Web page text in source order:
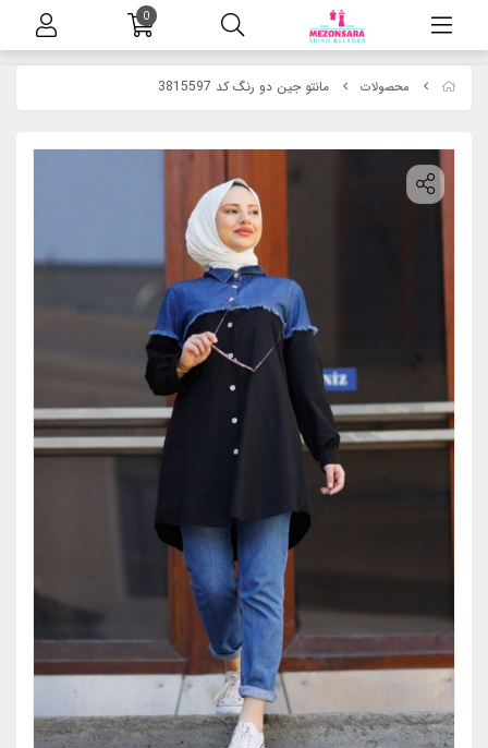
محصولات مانتو جین دو رنگ کد 3815597
0